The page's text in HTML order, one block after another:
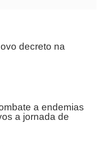
decreto na
a endemias
a jornada de